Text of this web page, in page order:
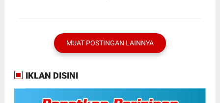
MUAT POSTINGAN LAINNYA
IKLAN DISINI